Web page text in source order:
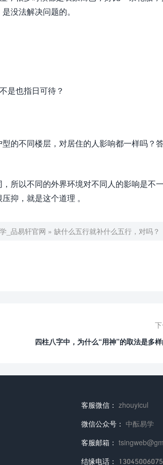
没法解决问题的。
是也指日可待？
的不同楼层，对居住的人影响都一样吗？
所以不同的外界环境对不同人的影响是不
抑，就是这个道理 。
_品易轩官网 » 缺什么五行就补什么五行，对吗？
四柱八字中，为什么“用神”的取法是多样
客服微信： zhouyicul
微信公众号： 中酝易学
客服邮箱：
结缘电话： 13045006075